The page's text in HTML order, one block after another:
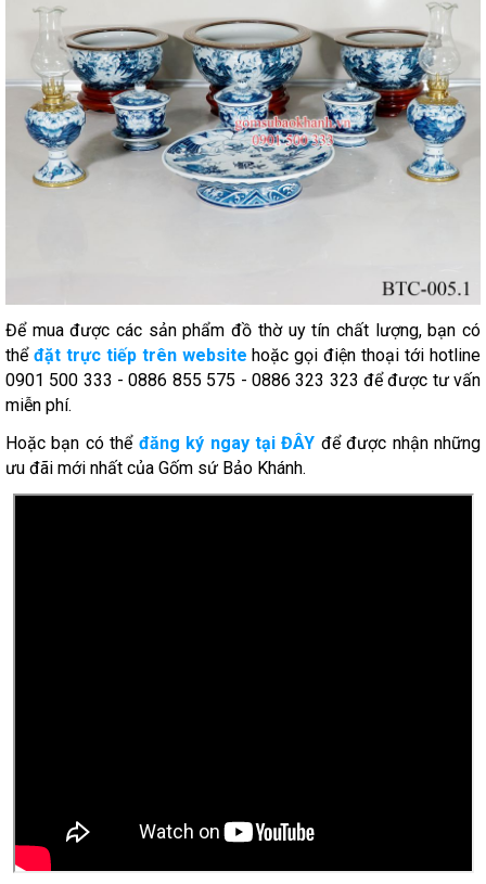
Để mua được các sản phẩm đồ thờ uy tín chất lượng, bạn có
thể đặt trực tiếp trên website hoặc gọi điện thoại tới hotline
0901 500 333 - 0886 855 575 - 0886 323 323 để được tư vấn
miễn phí.
Hoặc bạn có thể đăng ký ngay tại ĐÂY để được nhận những
ưu đãi mới nhất của Gốm sứ Bảo Khánh.